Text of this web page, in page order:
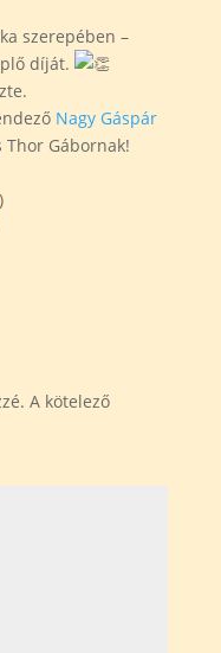
szerepében –
díját.
Nagy Gáspár
Thor Gábornak!
)
A kötelező